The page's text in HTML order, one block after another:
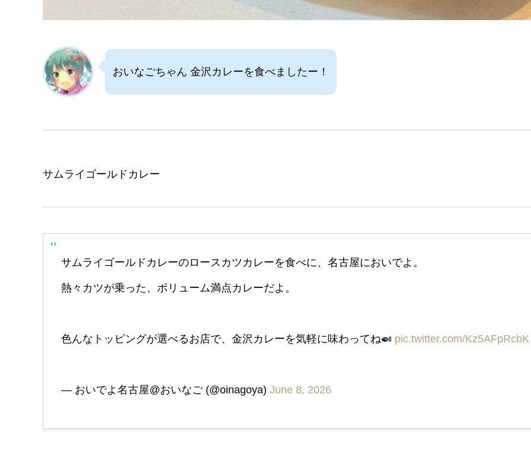
おいなごちゃん 金沢カレーを食べましたー！
サムライゴールドカレー
サムライゴールドカレーのロースカツカレーを食べに、名古屋においでよ。
熱々カツが乗った、ボリューム満点カレーだよ。
色んなトッピングが選べるお店で、金沢カレーを気軽に味わってね🍛 pic.twitter.com/Kz5AFpRcbK
— おいでよ名古屋@おいなご (@oinagoya) June 8, 2026